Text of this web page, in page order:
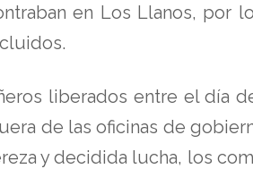
en Los Llanos, por
liberados entre el día
de las oficinas de
y decidida lucha, los